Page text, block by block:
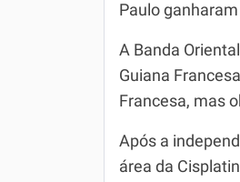
Paulo
A Banda
Guiana
Francesa, mas
Após a
área da